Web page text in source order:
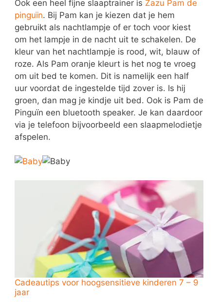
Ook een heel fijne slaaptrainer is Zazu Pam de
pinguïn. Bij Pam kan je kiezen dat je hem
gebruikt als nachtlampje of er toch voor kiest
om het lampje in de nacht uit te schakelen. De
kleur van het nachtlampje is rood, wit, blauw of
roze. Als Pam oranje kleurt is het nog te vroeg
om uit bed te komen. Dit is namelijk een half
uur voordat de ingestelde tijd zover is. Is hij
groen, dan mag je kindje uit bed. Ook is Pam de
Pinguïn een bluetooth speaker. Je kan daardoor
via je telefoon bijvoorbeeld een slaapmelodietje
afspelen.
Cadeautips voor hoogsensitieve kinderen 7 – 9
jaar